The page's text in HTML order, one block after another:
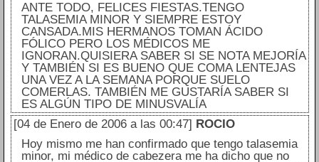
ANTE TODO, FELICES FIESTAS.TENGO
TALASEMIA MINOR Y SIEMPRE ESTOY
CANSADA.MIS HERMANOS TOMAN ÁCIDO
FÓLICO PERO LOS MÉDICOS ME
IGNORAN.QUISIERA SABER SI SE NOTA MEJORÍA
Y TAMBIÉN SI ES BUENO QUE COMA LENTEJAS
UNA VEZ A LA SEMANA PORQUE SUELO
COMERLAS. TAMBIÉN ME GUSTARÍA SABER SI
ES ALGÚN TIPO DE MINUSVALÍA
[04 de Enero de 2006 a las 00:47] ROCIO
Hoy mismo me han confirmado que tengo talasemia
minor, mi médico de cabezera me ha dicho que no